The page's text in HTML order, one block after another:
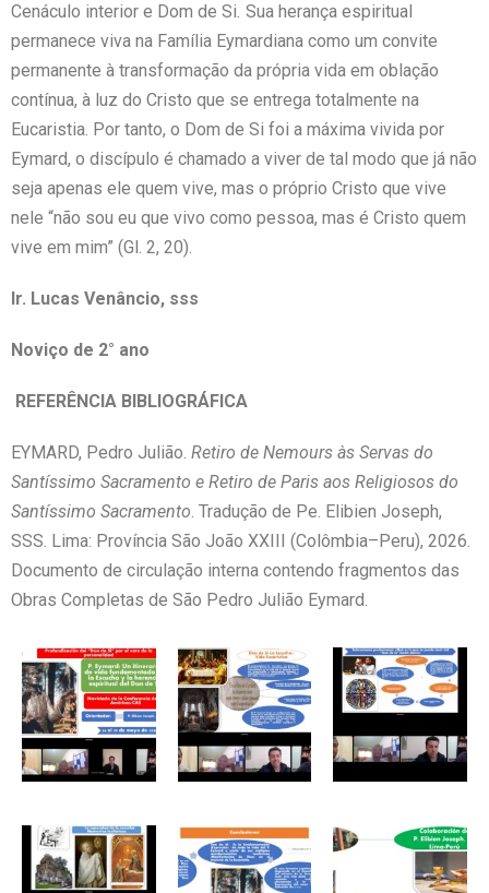
Cenáculo interior e Dom de Si. Sua herança espiritual
permanece viva na Família Eymardiana como um convite
permanente à transformação da própria vida em oblação
contínua, à luz do Cristo que se entrega totalmente na
Eucaristia. Por tanto, o Dom de Si foi a máxima vivida por
Eymard, o discípulo é chamado a viver de tal modo que já não
seja apenas ele quem vive, mas o próprio Cristo que vive
nele “não sou eu que vivo como pessoa, mas é Cristo quem
vive em mim” (Gl. 2, 20).
Ir. Lucas Venâncio, sss
Noviço de 2° ano
REFERÊNCIA BIBLIOGRÁFICA
EYMARD, Pedro Julião. Retiro de Nemours às Servas do
Santíssimo Sacramento e Retiro de Paris aos Religiosos do
Santíssimo Sacramento. Tradução de Pe. Elibien Joseph,
SSS. Lima: Província São João XXIII (Colômbia–Peru), 2026.
Documento de circulação interna contendo fragmentos das
Obras Completas de São Pedro Julião Eymard.